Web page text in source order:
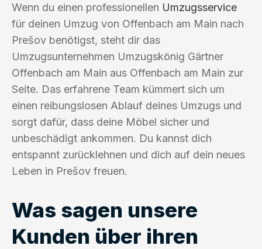
Wenn du einen professionellen Umzugsservice
für deinen Umzug von Offenbach am Main nach
Prešov benötigst, steht dir das
Umzugsunternehmen Umzugskönig Gärtner
Offenbach am Main aus Offenbach am Main zur
Seite. Das erfahrene Team kümmert sich um
einen reibungslosen Ablauf deines Umzugs und
sorgt dafür, dass deine Möbel sicher und
unbeschädigt ankommen. Du kannst dich
entspannt zurücklehnen und dich auf dein neues
Leben in Prešov freuen.
Was sagen unsere
Kunden über ihren